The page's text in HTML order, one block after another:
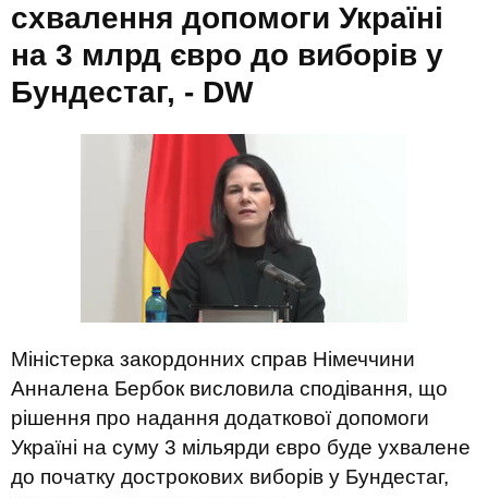
схвалення допомоги Україні
на 3 млрд євро до виборів у
Бундестаг, - DW
Міністерка закордонних справ Німеччини
Анналена Бербок висловила сподівання, що
рішення про надання додаткової допомоги
Україні на суму 3 мільярди євро буде ухвалене
до початку дострокових виборів у Бундестаг,